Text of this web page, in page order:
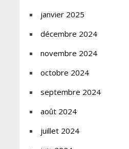
janvier 2025
décembre 2024
novembre 2024
octobre 2024
septembre 2024
août 2024
juillet 2024